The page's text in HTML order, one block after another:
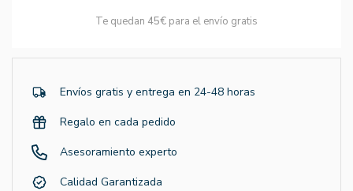
Te quedan 45€ para el envío gratis
Envíos gratis y entrega en 24-48 horas
Regalo en cada pedido
Asesoramiento experto
Calidad Garantizada